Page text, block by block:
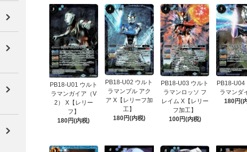
PB18-U01 ウルト
ラマンガイア（V
2） X【レリー
フ】
180円(内税)
PB18-U02 ウルト
ラマンブル アク
ア X【レリーフ加
工】
180円(内税)
PB18-U03 ウルト
ラマンロッソ フ
レイム X【レリー
フ加工】
100円(内税)
PB18-U04
ラマンダ
180円(